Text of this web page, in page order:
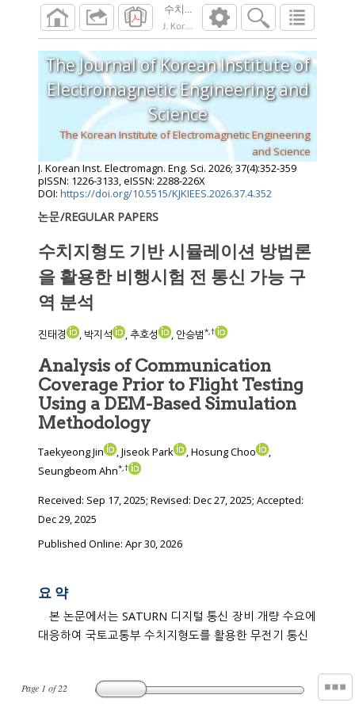
수치지형도 기반 시뮬레이션 방법론을 활
J. Korean Inst. Electromagn. Eng. Sci.
Page 1 of22
The Journal of Korean Institute of
Electromagnetic Engineering and
Science
The Korean Institute of Electromagnetic Engineering
and Science
J. Korean Inst. Electromagn. Eng. Sci. 2026; 37(4):352-359
pISSN: 1226-3133, eISSN: 2288-226X
DOI: https://doi.org/10.5515/KJKIEES.2026.37.4.352
논문/REGULAR PAPERS
수치지형도 기반 시뮬레이션 방법론
을 활용한 비행시험 전 통신 가능 구
역 분석
진태경 , 박지석 , 추호성 , 안승범*,†
Analysis of Communication
Coverage Prior to Flight Testing
Using a DEM-Based Simulation
Methodology
Taekyeong Jin , Jiseok Park , Hosung Choo
,
Seungbeom Ahn*,†
Received: Sep 17, 2025; Revised: Dec 27, 2025; Accepted:
Dec 29, 2025
Published Online: Apr 30, 2026
요 약
본 논문에서는 SATURN 디지털 통신 장비 개량 수요에
대응하여 국토교통부 수치지형도를 활용한 무전기 통신